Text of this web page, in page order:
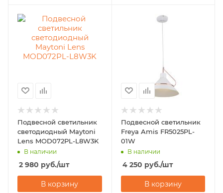
Подвесной светильник
светодиодный Maytoni
Lens MOD072PL-L8W3K
В наличии
2 980 руб./шт
В корзину
Подвесной светильник
Freya Amis FR5025PL-
01W
В наличии
4 250 руб./шт
В корзину